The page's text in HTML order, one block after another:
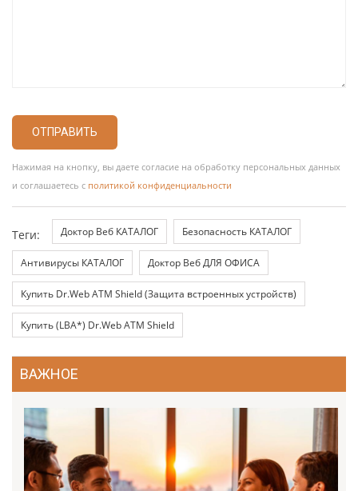
ОТПРАВИТЬ
Нажимая на кнопку, вы даете согласие на обработку персональных данных
и соглашаетесь с политикой конфиденциальности
Теги: Доктор Веб КАТАЛОГ Безопасность КАТАЛОГ
Антивирусы КАТАЛОГ Доктор Веб ДЛЯ ОФИСА
Купить Dr.Web ATM Shield (Защита встроенных устройств)
Купить (LBA*) Dr.Web ATM Shield
ВАЖНОЕ